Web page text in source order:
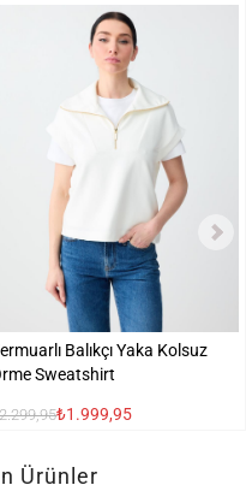
Balıkçı Yaka Kolsuz
Sweatshirt
₺1.999,95
Ürünler